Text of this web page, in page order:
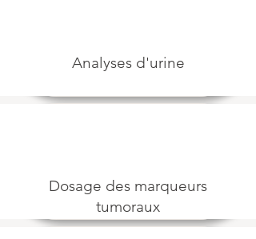
Analyses d'urine
Dosage des marqueurs
tumoraux